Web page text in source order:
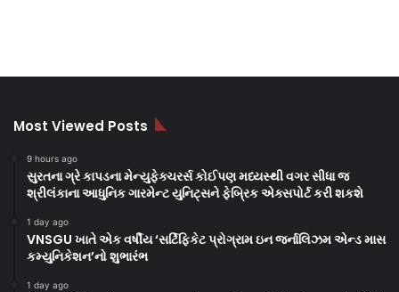
Most Viewed Posts
9 hours ago
સુરતના ગ્રે કાપડના મેન્યુફેક્ચરર્સ કોઈપણ મધ્યસ્થી વગર સીધા જ
શ્રીલંકાના આધુનિક ગારમેન્ટ યુનિટ્સને ફેબ્રિક એક્સપોર્ટ કરી શકશે
1 day ago
VNSGU ખાતે એક વર્ષીય ‘સર્ટિફિકેટ પ્રોગ્રામ ઇન જર્નાલિઝમ એન્ડ માસ
કમ્યુનિકેશન’નો શુભારંભ
1 day ago